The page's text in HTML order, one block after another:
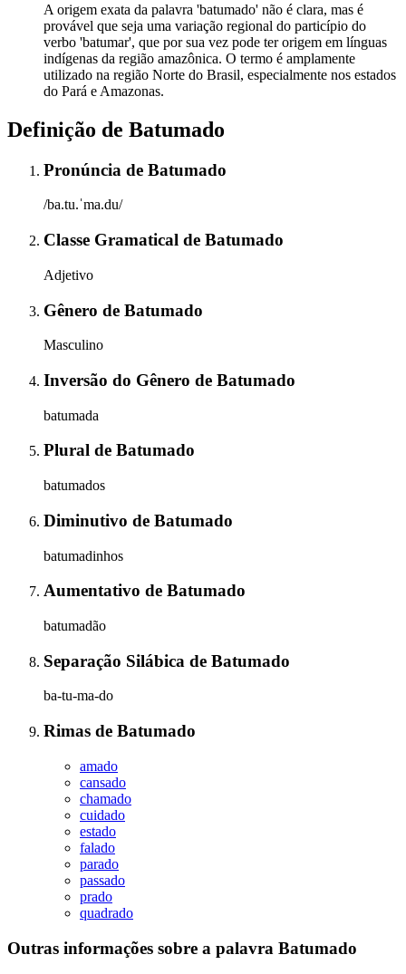
A origem exata da palavra 'batumado' não é clara, mas é
provável que seja uma variação regional do particípio do
verbo 'batumar', que por sua vez pode ter origem em línguas
indígenas da região amazônica. O termo é amplamente
utilizado na região Norte do Brasil, especialmente nos estados
do Pará e Amazonas.
Definição de Batumado
Pronúncia de Batumado
/ba.tu.ˈma.du/
Classe Gramatical de Batumado
Adjetivo
Gênero de Batumado
Masculino
Inversão do Gênero de Batumado
batumada
Plural de Batumado
batumados
Diminutivo de Batumado
batumadinhos
Aumentativo de Batumado
batumadão
Separação Silábica de Batumado
ba-tu-ma-do
Rimas de Batumado
amado
cansado
chamado
cuidado
estado
falado
parado
passado
prado
quadrado
Outras informações sobre a palavra Batumado